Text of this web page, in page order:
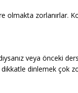
olmakta zorlanırlar.
veya önceki
dinlemek çok